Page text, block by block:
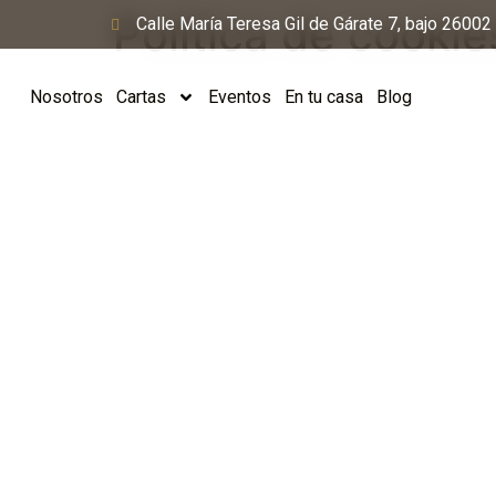
Calle María Teresa Gil de Gárate 7, bajo 26002
Nosotros Cartas Eventos En tu casa Blog
Política de